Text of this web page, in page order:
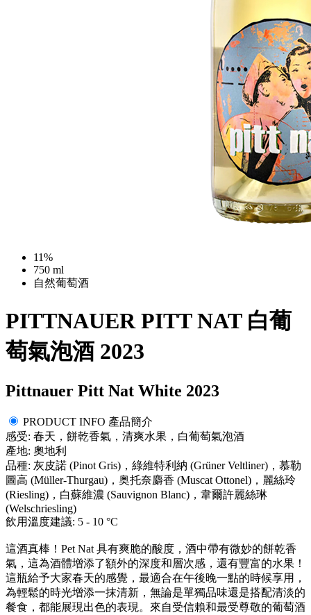
11%
750 ml
自然葡萄酒
PITTNAUER PITT NAT 白葡
萄氣泡酒 2023
Pittnauer Pitt Nat White 2023
PRODUCT INFO 產品簡介
感受: 春天，餅乾香氣，清爽水果，白葡萄氣泡酒
產地: 奧地利
品種: 灰皮諾 (Pinot Gris)，綠維特利納 (Grüner Veltliner)，慕勒
圖高 (Müller-Thurgau)，奥托奈麝香 (Muscat Ottonel)，麗絲玲
(Riesling)，白蘇維濃 (Sauvignon Blanc)，韋爾許麗絲琳
(Welschriesling)
飲用溫度建議: 5 - 10 °C
這酒真棒！Pet Nat 具有爽脆的酸度，酒中帶有微妙的餅乾香
氣，這為酒體增添了額外的深度和層次感，還有豐富的水果！
這瓶給予大家春天的感覺，最適合在午後晚一點的時候享用，
為輕鬆的時光增添一抹清新，無論是單獨品味還是搭配清淡的
餐食，都能展現出色的表現。來自受信賴和最受尊敬的葡萄酒